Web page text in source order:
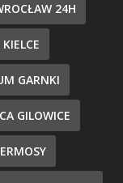
24H
GARNKI
GILOWICE